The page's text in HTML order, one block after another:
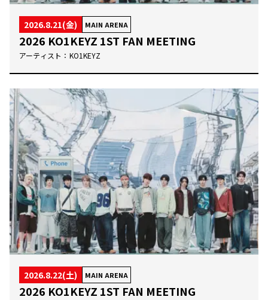
2026.8.21(金) MAIN ARENA
2026 KO1KEYZ 1ST FAN MEETING
アーティスト： KO1KEYZ
2026.8.22(土) MAIN ARENA
2026 KO1KEYZ 1ST FAN MEETING